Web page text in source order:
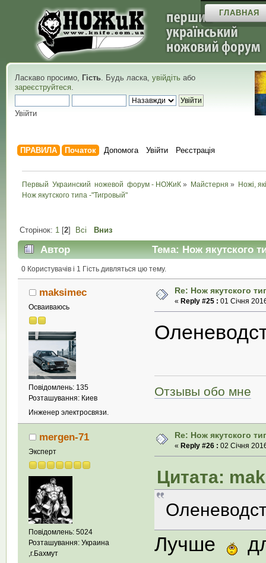
ГЛАВНАЯ
Ласкаво просимо, Гість. Будь ласка, увійдіть або
зареєструйтеся.
Увійти
ПРАВИЛА Початок Допомога Увійти Реєстрація
Первый  Украинский  ножевой  форум - НОЖиК » Майстерня » Ножі,
Нож якутского типа -"Тигровый"
Сторінок: 1 [2] Всі Вниз
Автор Тема: Нож якутского
0 Користувачів і 1 Гість дивляться цю тему.
maksimec
Осваиваюсь
Повідомлень: 135
Розташування: Киев
Инженер электросвязи.
Re: Нож якутского
« Reply #25 : 01 Січня
Отзывы обо мне
mergen-71
Эксперт
Повідомлень: 5024
Розташування: Украина
,г.Бахмут
Re: Нож якутского
« Reply #26 : 02 Січня
Цитата:
Лучше